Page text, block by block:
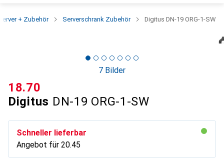
+ Zubehör Serverschrank Zubehör Digitus DN-19 ORG-1-SW
7 Bilder
Digitus DN-19 ORG-1-SW
CHF
18.70
Schneller lieferbar
Angebot für CHF
20.45